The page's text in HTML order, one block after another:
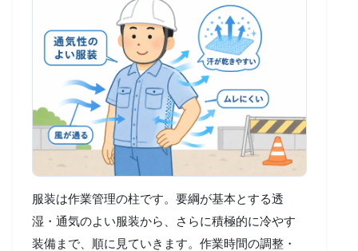
服装は作業管理の柱です。要綱が基本とする透
湿・通気のよい服装から、さらに積極的に冷やす
装備まで、順に見ていきます。作業時間の調整・